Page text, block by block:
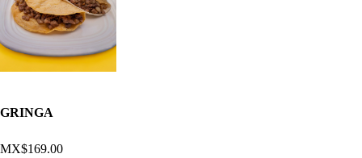
GRINGA
MX$169.00